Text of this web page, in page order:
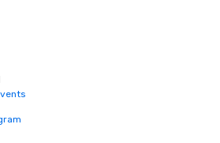
At
the left and
tours take
with
are
you sit